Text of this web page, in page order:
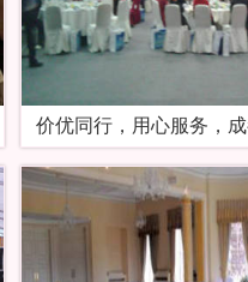
价优同行，用心服务，